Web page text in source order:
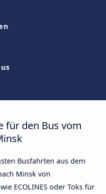
für den Bus vom
Busfahrten aus dem
Minsk von
ECOLINES oder Toks für